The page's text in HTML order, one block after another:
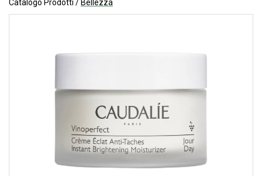
Catalogo Prodotti / Bellezza